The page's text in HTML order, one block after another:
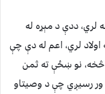
لري، ددې د مېړه له
لري، اعم له دې چې
نو ښځې ته ثمن
رسيږي چې د وصيتاو